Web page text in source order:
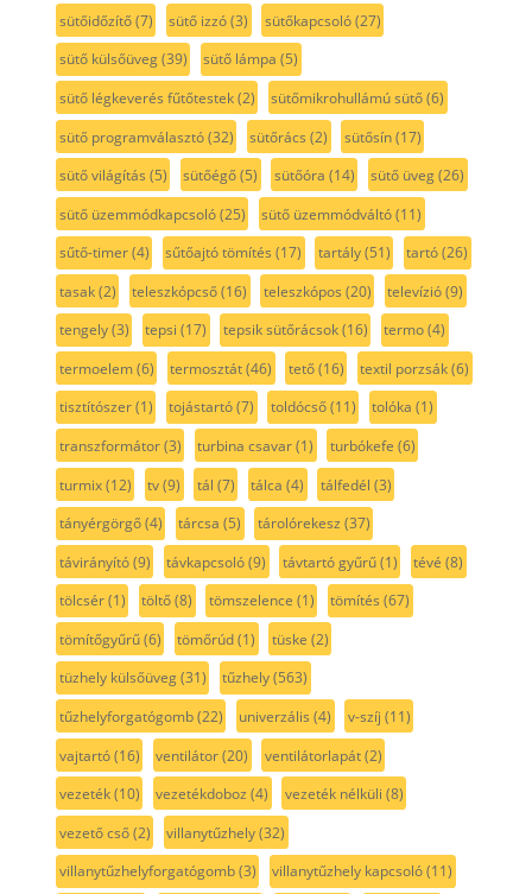
sütőidőzítő(7) sütő izzó(3) sütőkapcsoló(27)
sütő külsőüveg(39) sütő lámpa (5)
sütő légkeverés fűtőtestek(2) sütőmikrohullámú sütő(6)
sütő programválasztó(32) sütőrács (2) sütősín(17)
sütő világítás (5) sütőégő(5) sütőóra (14) sütő üveg(26)
sütő üzemmódkapcsoló(25) sütő üzemmódváltó(11)
sűtő-timer(4) sűtőajtó tömítés (17) tartály(51) tartó(26)
tasak(2) teleszkópcső(16) teleszkópos (20) televízió(9)
tengely(3) tepsi (17) tepsik sütőrácsok(16) termo(4)
termoelem(6) termosztát(46) tető(16) textil porzsák(6)
tisztítószer(1) tojástartó(7) toldócső(11) tolóka (1)
transzformátor(3) turbina csavar(1) turbókefe (6)
turmix(12) tv(9) tál (7) tálca (4) tálfedél (3)
tányérgörgő(4) tárcsa (5) tárolórekesz (37)
távirányító(9) távkapcsoló(9) távtartó gyűrű(1) tévé (8)
tölcsér(1) töltő(8) tömszelence (1) tömítés (67)
tömítőgyűrű(6) tömőrúd(1) tüske (2)
tüzhely külsőüveg(31) tűzhely(563)
tűzhelyforgatógomb(22) univerzális (4) v-szíj (11)
vajtartó(16) ventilátor(20) ventilátorlapát(2)
vezeték(10) vezetékdoboz (4) vezeték nélküli (8)
vezető cső(2) villanytűzhely(32)
villanytűzhelyforgatógomb(3) villanytűzhely kapcsoló(11)